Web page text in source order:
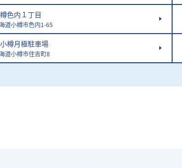
色内１丁目
道小樽市色内1-65
樽月極駐車場
道小樽市住吉町8